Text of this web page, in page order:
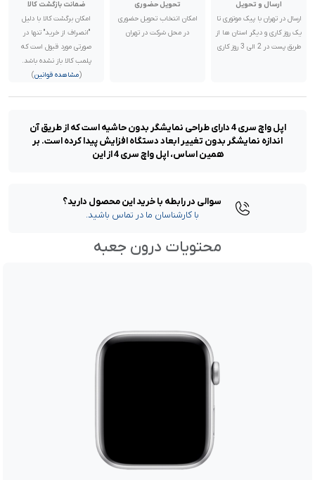
ارسال و تحویل
ارسال در تهران با پیک موتوری تا
یک روز کاری و دیگر استان ها از
طریق پست در 2 الی 3 روز کاری
تحویل حضوری
امکان انتخاب تحویل حضوری
در محل شرکت در تهران
ضمانت بازگشت کالا
امکان برگشت کالا با دلیل
"انصراف از خرید" تنها در
صورتی مورد قبول است که
پلمب کالا باز نشده باشد.
(مشاهده قوانین)
اپل واچ سری 4 دارای طراحی نمایشگر بدون حاشیه است که از طریق آن
اندازه نمایشگر بدون تغییر ابعاد دستگاه افزایش پیدا کرده است. بر
همین اساس، اپل واچ سری 4 از این
سوالی در رابطه با خرید این محصول دارید؟
با کارشناسان ما در تماس باشید.
محتویات درون جعبه